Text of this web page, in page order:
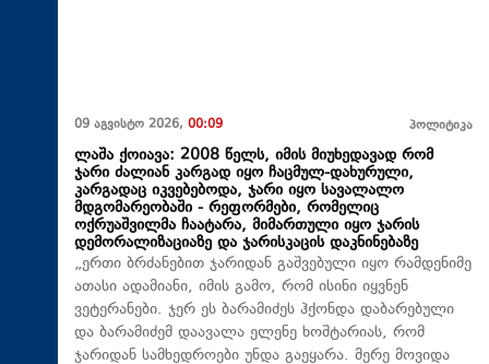
09 აგვისტო 2026, 00:09 პოლიტიკა
ლაშა ქოიავა: 2008 წელს, იმის მიუხედავად რომ
ჯარი ძალიან კარგად იყო ჩაცმულ-დახურული,
კარგადაც იკვებებოდა, ჯარი იყო სავალალო
მდგომარეობაში - რეფორმები, რომელიც
ოქრუაშვილმა ჩაატარა, მიმართული იყო ჯარის
დემორალიზაციაზე და ჯარისკაცის დაკნინებაზე
„ერთი ბრძანებით ჯარიდან გაშვებული იყო რამდენიმე
ათასი ადამიანი, იმის გამო, რომ ისინი იყვნენ
ვეტერანები. ჯერ ეს ბარამიძეს ჰქონდა დაბარებული
და ბარამიძემ დაავალა ელენე ხოშტარიას, რომ
ჯარიდან სამხედროები უნდა გაეყარა. მერე მოვიდა